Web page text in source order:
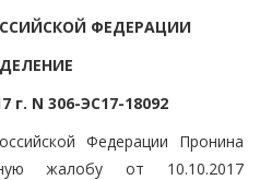
ФЕДЕРАЦИИ
г. N 306-ЭС17-18092
Федерации Пронина
жалобу от 10.10.2017